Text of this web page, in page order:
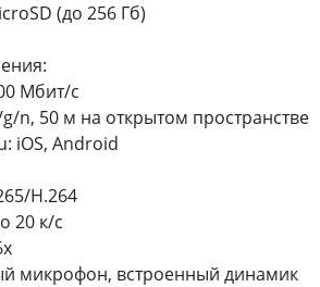
(до 256 Гб)
Мбит/с
g/n, 50 м на открытом пространстве
iOS, Android
H.264
20 к/с
микрофон, встроенный динамик